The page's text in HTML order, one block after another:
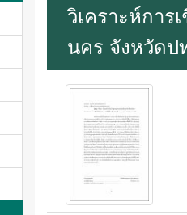
วิเคราะห์กา
นคร จังหวัด